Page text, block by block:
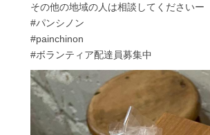
その他の地域の人は相談してくださいー
#パンシノン
#painchinon
#ボランティア配達員募集中